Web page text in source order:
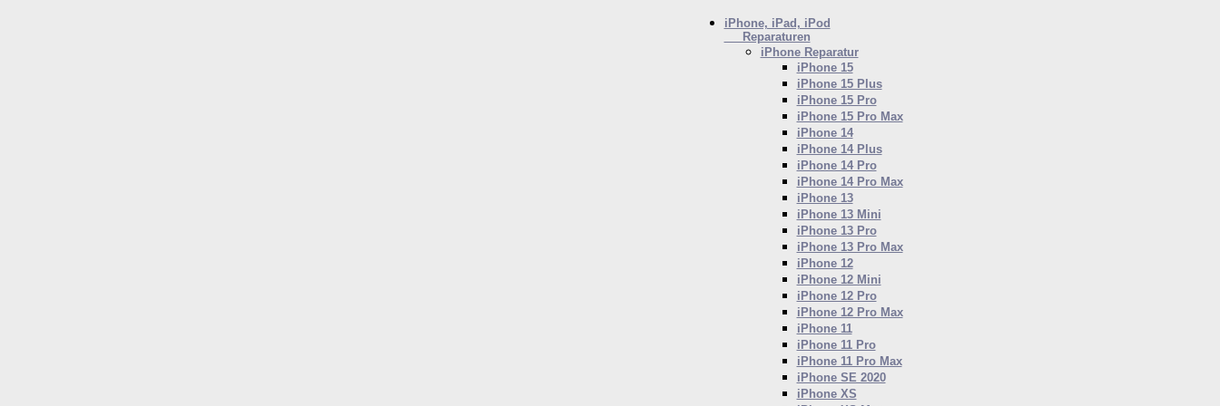
iPhone, iPad, iPod
Reparaturen
iPhoneReparatur
iPhone 15
iPhone 15 Plus
iPhone 15 Pro
iPhone 15 Pro Max
iPhone 14
iPhone 14 Plus
iPhone 14 Pro
iPhone 14 Pro Max
iPhone 13
iPhone 13 Mini
iPhone 13 Pro
iPhone 13 Pro Max
iPhone 12
iPhone 12 Mini
iPhone 12 Pro
iPhone 12 Pro Max
iPhone 11
iPhone 11 Pro
iPhone 11 Pro Max
iPhone SE 2020
iPhone XS